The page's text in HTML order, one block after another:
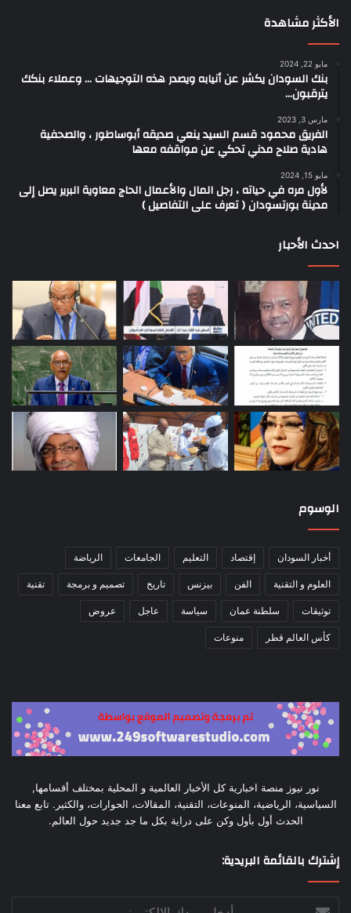
الأكثر مشاهدة
مايو 22, 2024
بنك السودان يكشر عن أنيابه ويصدر هذه التوجيهات … وعملاء بنكك
يترقبون…
مارس 3, 2023
الفريق محمود قسم السيد ينعي صديقه أبوساطور ، والصحفية
هادية صلاح مدني تحكي عن مواقفه معها
مايو 15, 2024
لأول مره في حياته ، رجل المال والأعمال الحاج معاوية البرير يصل إلى
مدينة بورتسودان ( تعرف على التفاصيل )
احدث الأحبار
الوسوم
أخبار السودان إقتصاد التعليم الجامعات الرياضة
العلوم و التقنية الفن بيزنس تاريخ تصميم و برمجة تقنية
توثيقات سلطنة عمان سياسة عاجل عروض
كأس العالم قطر منوعات
نور نيوز منصة اخبارية كل الأخبار العالمية و المحلية بمختلف أقسامها,
السياسية، الرياضية، المنوعات، التقنية، المقالات، الحوارات، والكثير. تابع معنا
الحدث أول بأول وكن على دراية بكل ما جد جديد حول العالم.
إشترك بالقائمة البريدية: